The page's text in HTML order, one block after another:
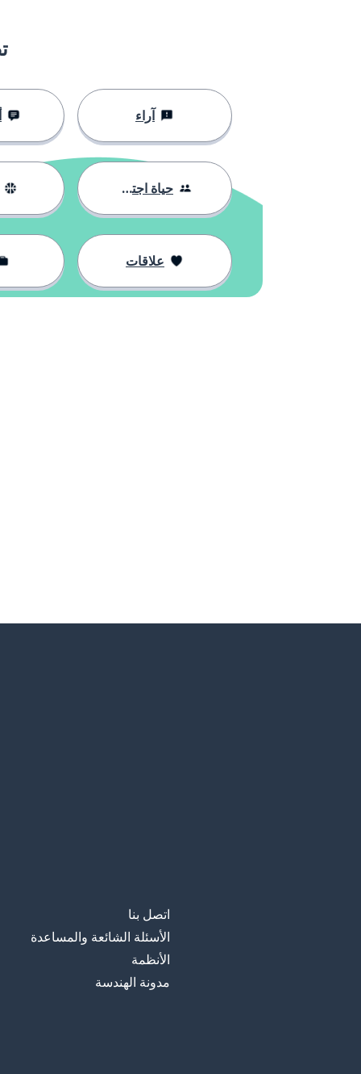
آراء
حياة اجتماعية
علاقات
اتصل بنا
الأسئلة الشائعة والمساعدة
الأنظمة
مدونة الهندسة